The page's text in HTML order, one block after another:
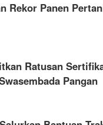
Rekor Panen
Ratusan
Pangan